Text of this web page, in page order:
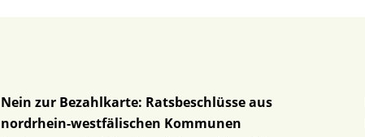
Nein zur Bezahlkarte: Ratsbeschlüsse aus
nordrhein-westfälischen Kommunen